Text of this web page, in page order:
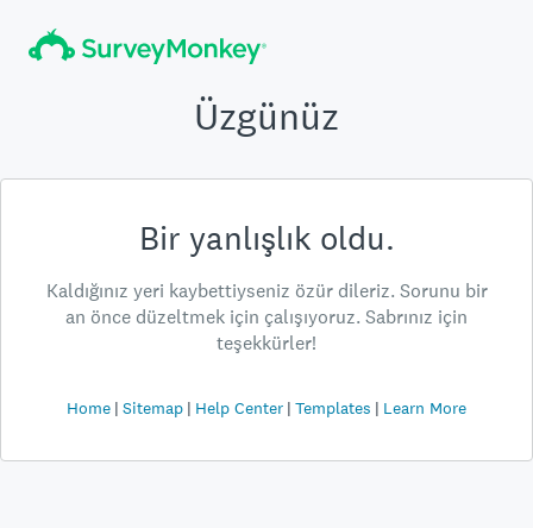
Üzgünüz
Bir yanlışlık oldu.
Kaldığınız yeri kaybettiyseniz özür dileriz. Sorunu bir
an önce düzeltmek için çalışıyoruz. Sabrınız için
teşekkürler!
Home Sitemap Help Center Templates Learn More